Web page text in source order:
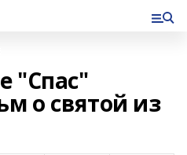
"Спас"
о святой из